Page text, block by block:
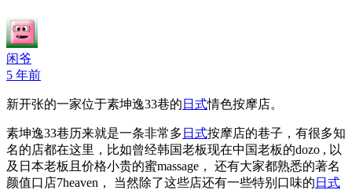
闲爷
5 年前
新开张的一家位于素坤逸33巷的 日式情色按摩店。
素坤逸33巷历来就是一条非常多 日式按摩店的巷子，有很多知
名的店都在这里，比如曾经韩国老板现在中国老板的dozo , 以
及日本老板且价格小贵的蜜massage， 还有大家都熟悉的著名
颜值口店7heaven， 当然除了这些店还有一些特别口味的 日式